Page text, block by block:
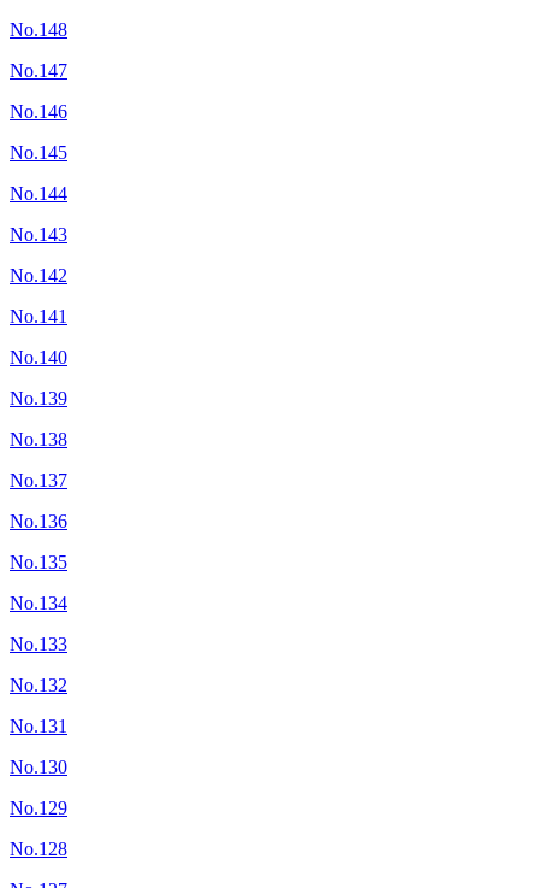
No.148
No.147
No.146
No.145
No.144
No.143
No.142
No.141
No.140
No.139
No.138
No.137
No.136
No.135
No.134
No.133
No.132
No.131
No.130
No.129
No.128